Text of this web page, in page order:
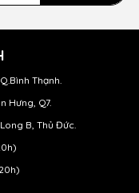
Thạnh.
Hưng, Q7.
B, Thủ Đức.